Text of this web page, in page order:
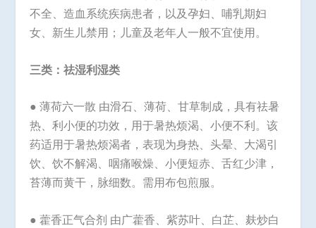
不全、造血系统疾病患者，以及孕妇、哺乳期妇
女、新生儿禁用；儿童及老年人一般不宜使用。
三类：祛湿利湿类
● 薄荷六一散 由滑石、薄荷、甘草制成，具有祛暑
热、利小便的功效，用于暑热烦渴、小便不利。该
药适用于暑热烦渴者，表现为身热、头晕、大渴引
饮、饮不解渴、咽痛喉燥、小便短赤、舌红少津，
苔薄而黄干，脉细数。需用布包煎服。
● 藿香正气合剂 由广藿香、紫苏叶、白芷、麸炒白